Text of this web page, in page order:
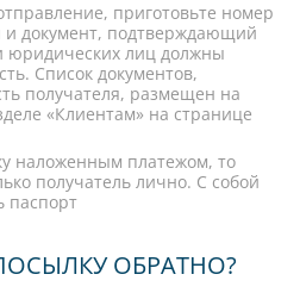
приготовьте номер
и документ, подтверждающий
юридических лиц должны
Список документов,
получателя, размещен на
«Клиентам» на странице
наложенным платежом, то
получатель лично. С собой
паспорт
ОБРАТНО?